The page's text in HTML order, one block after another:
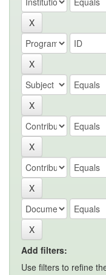
Add filters:
Use filters to refine